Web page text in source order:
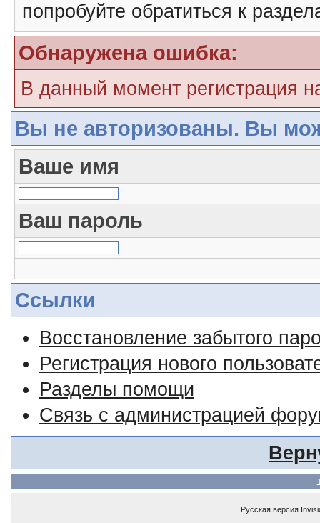
попробуйте обратиться к
Обнаружена ошибка:
В данный момент регистрация
Вы не авторизованы. Вы
Ваше имя
Ваш пароль
Ссылки
Восстановление забытого
Регистрация нового
Разделы помощи
Связь с администрацией
Русская версия